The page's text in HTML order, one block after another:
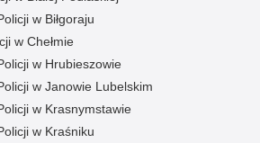
w Biłgoraju
w Chełmie
w Hrubieszowie
w Janowie Lubelskim
w Krasnymstawie
w Kraśniku